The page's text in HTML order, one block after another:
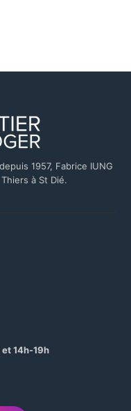
1957, Fabrice IUNG
à St Dié.
14h-19h